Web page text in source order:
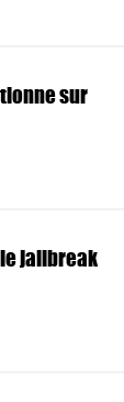
sur
jailbreak